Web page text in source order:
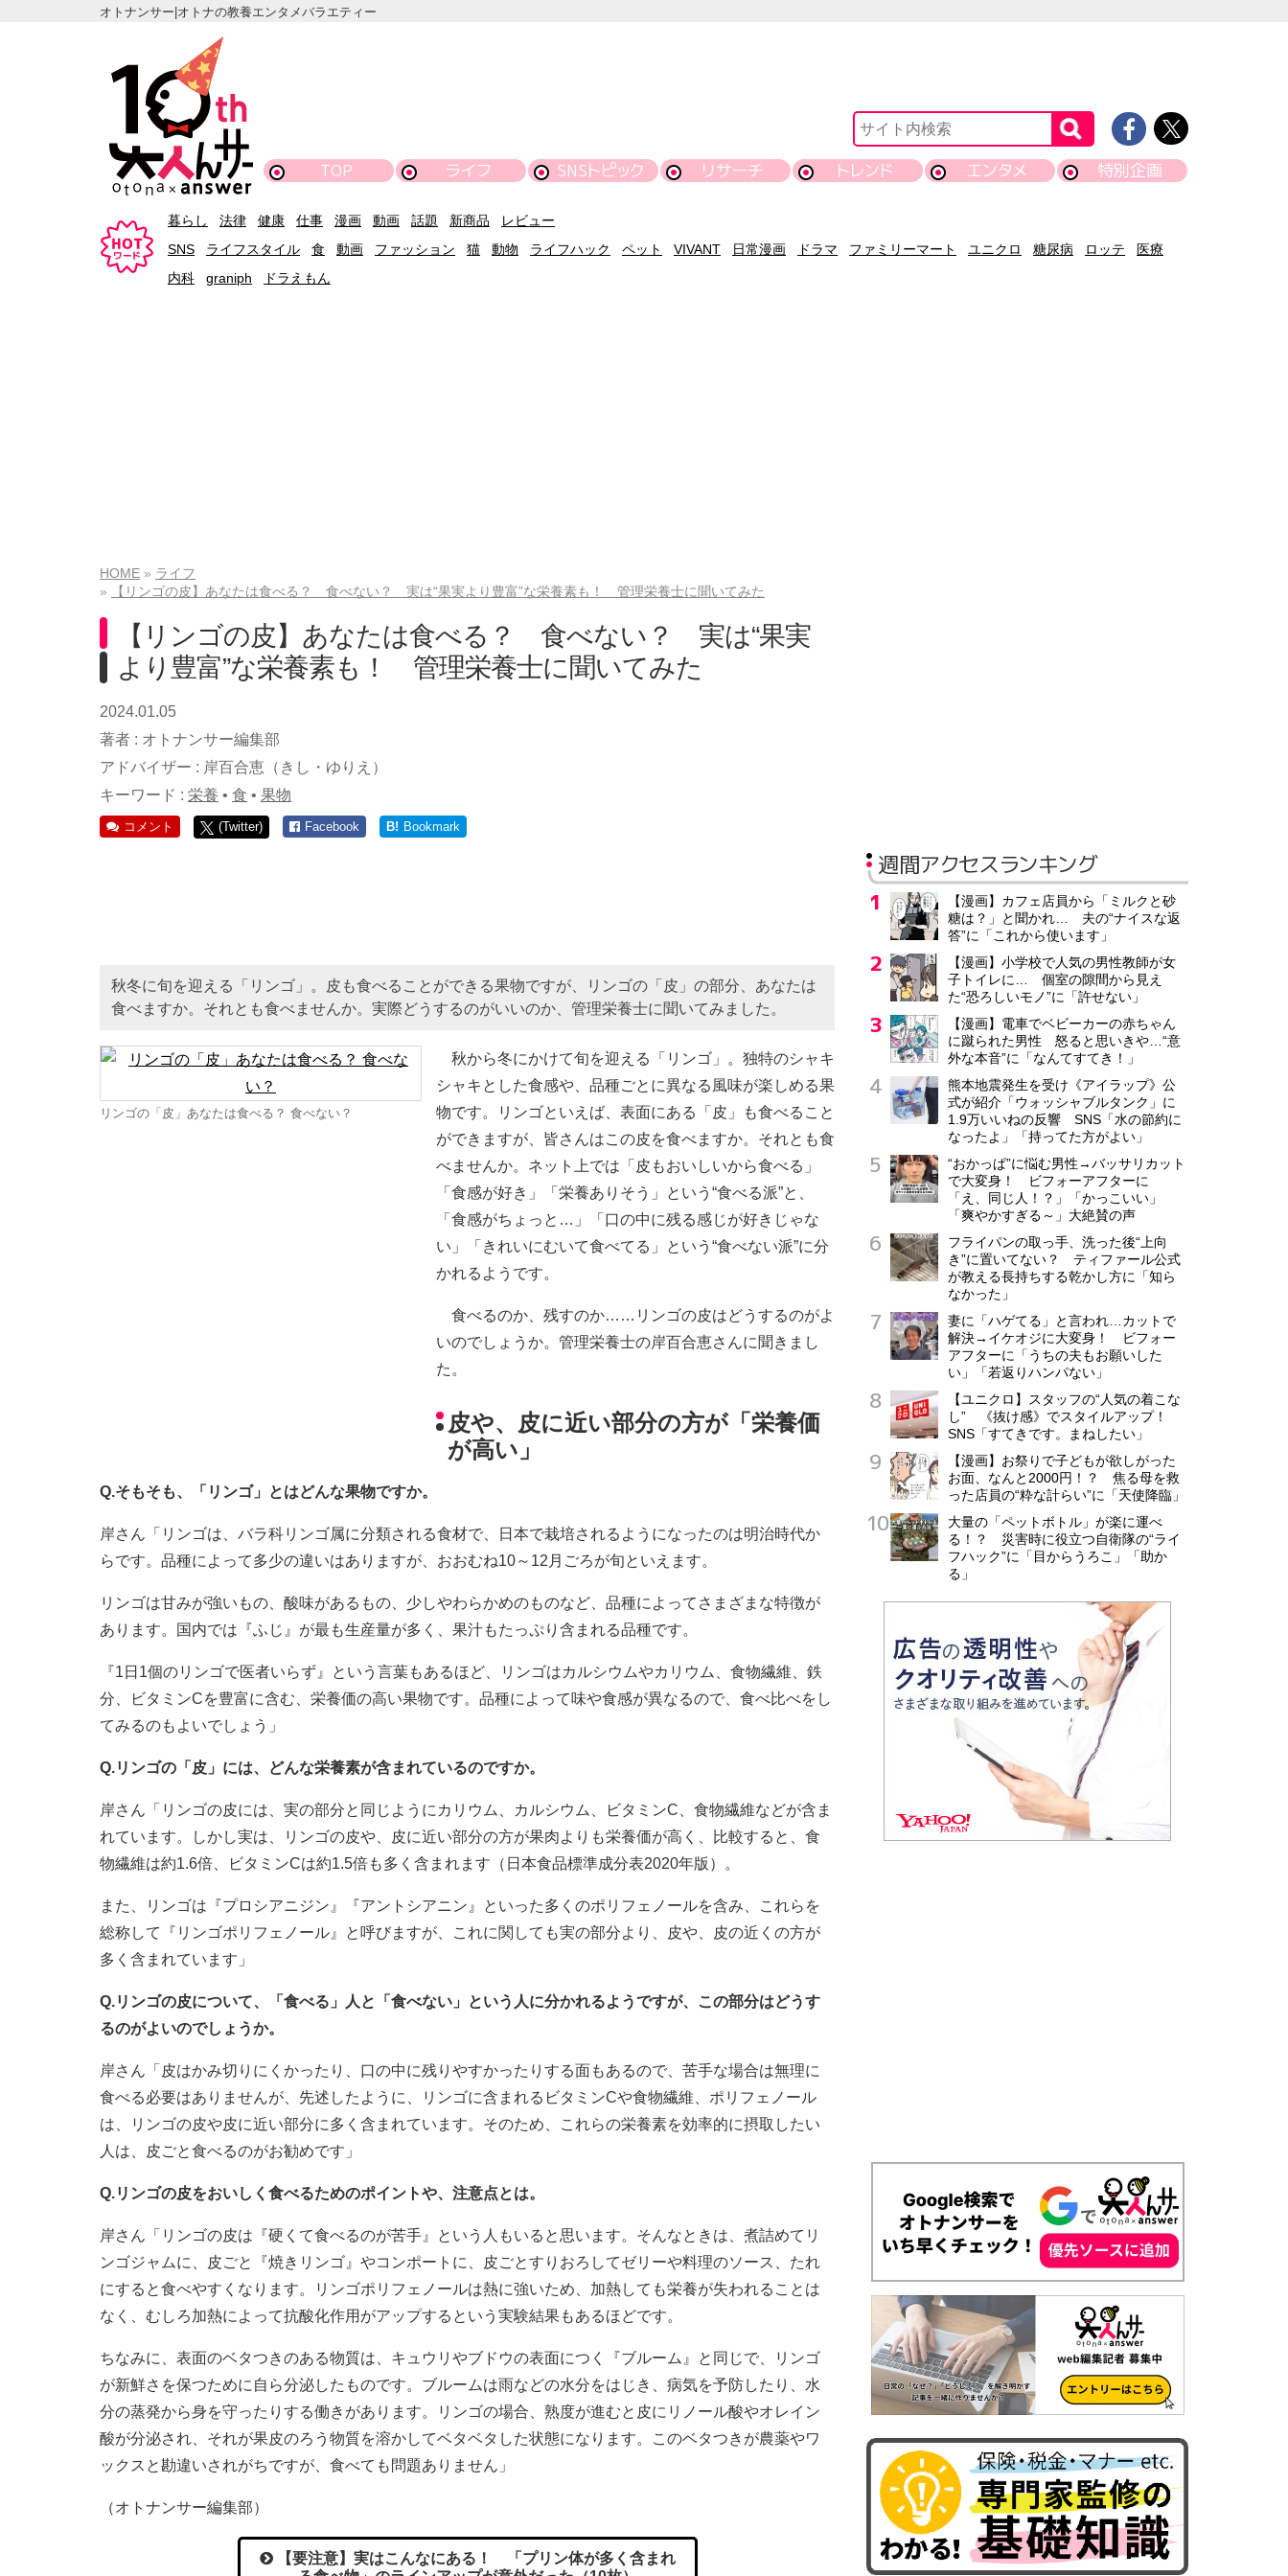
オトナンサー|オトナの教養エンタメバラエティー
TOP ライフ SNSトピック リサーチ トレンド エンタメ 特別企画
暮らし 法律 健康 仕事 漫画 動画 話題 新商品
レビュー
SNS
ライフスタイル 食 動画 ファッション 猫 動物 ライフハック ペット VIVANT 日常漫画 ドラマ ファミリーマート ユニクロ 糖尿病 ロッテ
医療
内科
graniph ドラえもん
HOME
ライフ
【リンゴの皮】あなたは食べる？ 食べない？ 実は“果実より豊富”な栄養素も！ 管理栄養士に聞いてみた
【リンゴの皮】あなたは食べる？ 食べない？ 実は“果実
より豊富”な栄養素も！ 管理栄養士に聞いてみた
2024.01.05
著者 : オトナンサー編集部
アドバイザー : 岸百合恵（きし・ゆりえ）
キーワード : 栄養 • 食 • 果物
コメント (Twitter) Facebook B! Bookmark
秋冬に旬を迎える「リンゴ」。皮も食べることができる果物ですが、リンゴの「皮」の部分、あなたは
食べますか。それとも食べませんか。実際どうするのがいいのか、管理栄養士に聞いてみました。
リンゴの「皮」あなたは食べる？ 食べない？
秋から冬にかけて旬を迎える「リンゴ」。独特のシャキ
シャキとした食感や、品種ごとに異なる風味が楽しめる果
物です。リンゴといえば、表面にある「皮」も食べること
ができますが、皆さんはこの皮を食べますか。それとも食
べませんか。ネット上では「皮もおいしいから食べる」
「食感が好き」「栄養ありそう」という“食べる派”と、
「食感がちょっと…」「口の中に残る感じが好きじゃな
い」「きれいにむいて食べてる」という“食べない派”に分
かれるようです。
食べるのか、残すのか……リンゴの皮はどうするのがよ
いのでしょうか。管理栄養士の岸百合恵さんに聞きまし
た。
皮や、皮に近い部分の方が「栄養価
が高い」
Q.そもそも、「リンゴ」とはどんな果物ですか。
岸さん「リンゴは、バラ科リンゴ属に分類される食材で、日本で栽培されるようになったのは明治時代か
らです。品種によって多少の違いはありますが、おおむね10～12月ごろが旬といえます。
リンゴは甘みが強いもの、酸味があるもの、少しやわらかめのものなど、品種によってさまざまな特徴が
あります。国内では『ふじ』が最も生産量が多く、果汁もたっぷり含まれる品種です。
『1日1個のリンゴで医者いらず』という言葉もあるほど、リンゴはカルシウムやカリウム、食物繊維、鉄
分、ビタミンCを豊富に含む、栄養価の高い果物です。品種によって味や食感が異なるので、食べ比べをし
てみるのもよいでしょう」
Q.リンゴの「皮」には、どんな栄養素が含まれているのですか。
岸さん「リンゴの皮には、実の部分と同じようにカリウム、カルシウム、ビタミンC、食物繊維などが含ま
れています。しかし実は、リンゴの皮や、皮に近い部分の方が果肉よりも栄養価が高く、比較すると、食
物繊維は約1.6倍、ビタミンCは約1.5倍も多く含まれます（日本食品標準成分表2020年版）。
また、リンゴは『プロシアニジン』『アントシアニン』といった多くのポリフェノールを含み、これらを
総称して『リンゴポリフェノール』と呼びますが、これに関しても実の部分より、皮や、皮の近くの方が
多く含まれています」
Q.リンゴの皮について、「食べる」人と「食べない」という人に分かれるようですが、この部分はどうす
るのがよいのでしょうか。
岸さん「皮はかみ切りにくかったり、口の中に残りやすかったりする面もあるので、苦手な場合は無理に
食べる必要はありませんが、先述したように、リンゴに含まれるビタミンCや食物繊維、ポリフェノール
は、リンゴの皮や皮に近い部分に多く含まれています。そのため、これらの栄養素を効率的に摂取したい
人は、皮ごと食べるのがお勧めです」
Q.リンゴの皮をおいしく食べるためのポイントや、注意点とは。
岸さん「リンゴの皮は『硬くて食べるのが苦手』という人もいると思います。そんなときは、煮詰めてリ
ンゴジャムに、皮ごと『焼きリンゴ』やコンポートに、皮ごとすりおろしてゼリーや料理のソース、たれ
にすると食べやすくなります。リンゴポリフェノールは熱に強いため、加熱しても栄養が失われることは
なく、むしろ加熱によって抗酸化作用がアップするという実験結果もあるほどです。
ちなみに、表面のベタつきのある物質は、キュウリやブドウの表面につく『ブルーム』と同じで、リンゴ
が新鮮さを保つために自ら分泌したものです。ブルームは雨などの水分をはじき、病気を予防したり、水
分の蒸発から身を守ったりする働きがあります。リンゴの場合、熟度が進むと皮にリノール酸やオレイン
酸が分泌され、それが果皮のろう物質を溶かしてベタベタした状態になります。このベタつきが農薬やワ
ックスと勘違いされがちですが、食べても問題ありません」
（オトナンサー編集部）
【要注意】実はこんなにある！ 「プリン体が多く含まれ
週間アクセスランキング
【漫画】カフェ店員から「ミルクと砂
糖は？」と聞かれ… 夫の“ナイスな返
答”に「これから使います」
【漫画】小学校で人気の男性教師が女
子トイレに… 個室の隙間から見え
た“恐ろしいモノ”に「許せない」
【漫画】電車でベビーカーの赤ちゃん
に蹴られた男性 怒ると思いきや…“意
外な本音”に「なんてすてき！」
熊本地震発生を受け《アイラップ》公
式が紹介「ウォッシャブルタンク」に
1.9万いいねの反響 SNS「水の節約に
なったよ」「持ってた方がよい」
“おかっぱ”に悩む男性→バッサリカット
で大変身！ ビフォーアフターに
「え、同じ人！？」「かっこいい」
「爽やかすぎる～」大絶賛の声
フライパンの取っ手、洗った後“上向
き”に置いてない？ ティファール公式
が教える長持ちする乾かし方に「知ら
なかった」
妻に「ハゲてる」と言われ…カットで
解決→イケオジに大変身！ ビフォー
アフターに「うちの夫もお願いした
い」「若返りハンパない」
【ユニクロ】スタッフの“人気の着こな
し” 《抜け感》でスタイルアップ！
SNS「すてきです。まねしたい」
【漫画】お祭りで子どもが欲しがった
お面、なんと2000円！？ 焦る母を救
った店員の“粋な計らい”に「天使降臨」
大量の「ペットボトル」が楽に運べ
る！？ 災害時に役立つ自衛隊の“ライ
フハック”に「目からうろこ」「助か
る」